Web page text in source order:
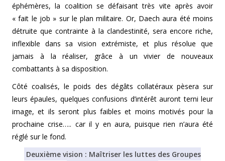
éphémères, la coalition se défaisant très vite après avoir
« fait le job » sur le plan militaire. Or, Daech aura été moins
détruite que contrainte à la clandestinité, sera encore riche,
inflexible dans sa vision extrémiste, et plus résolue que
jamais à la réaliser, grâce à un vivier de nouveaux
combattants à sa disposition.
Côté coalisés, le poids des dégâts collatéraux pèsera sur
leurs épaules, quelques confusions d’intérêt auront terni leur
image, et ils seront plus faibles et moins motivés pour la
prochaine crise….. car il y en aura, puisque rien n’aura été
réglé sur le fond.
Deuxième vision : Maîtriser les luttes des Groupes